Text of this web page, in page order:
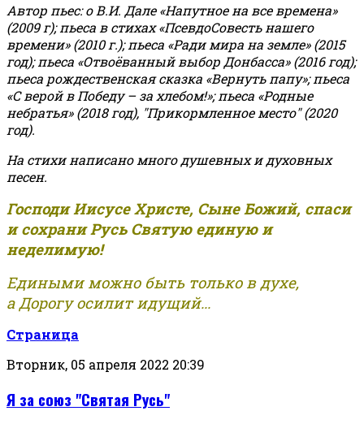
Автор пьес: о В.И. Дале «Напутное на все времена»
(2009 г); пьеса в стихах «ПсевдоСовесть нашего
времени» (2010 г.); пьеса «Ради мира на земле» (2015
год); пьеса «Отвоёванный выбор Донбасса» (2016 год);
пьеса рождественская сказка «Вернуть папу»; пьеса
«С верой в Победу – за хлебом!»;пьеса «Родные
небратья» (2018 год), "Прикормленное место" (2020
год).
На стихи написано много душевных и духовных
песен.
Господи Иисусе Христе, Сыне Божий, спаси
и сохрани Русь Святую единую и
неделимую!
Едиными можно быть только в духе,
а Дорогу осилит идущий...
Страница
Вторник, 05 апреля 2022 20:39
Я за союз "Святая Русь"